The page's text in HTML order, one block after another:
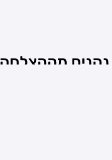
מההצלחה